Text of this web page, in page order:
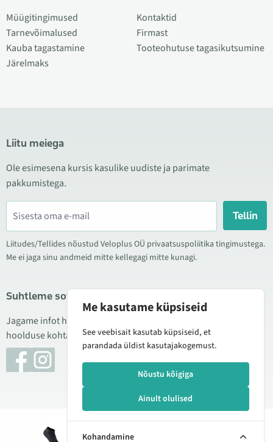
10,99 €
Müügitingimused
Tarnevõimalused
Kauba tagastamine
Järelmaks
Kontaktid
Firmast
Tooteohutuse tagasikutsumine
Liitu meiega
Ole esimesena kursis kasulike uudiste ja parimate
pakkumistega.
Tellin
Liitudes/Tellides nõustud Veloplus OÜ privaatsuspoliitika tingimustega.
Me ei jaga sinu andmeid mitte kellegagi mitte kunagi.
Suhtleme sotsiaalmeedias
Jagame infot hea hinna kampaaniate, uute toodete ning
hoolduse kohta. Mõnikord teeme ka tooteülevaateid.
© 2026 Veloplus OÜ. Kõik õigused kaitstud
Me kasutame küpsiseid
See veebisait kasutab küpsiseid, et
parandada üldist kasutajakogemust.
Nõustu kõigiga
Ainult olulised
Kohandamine